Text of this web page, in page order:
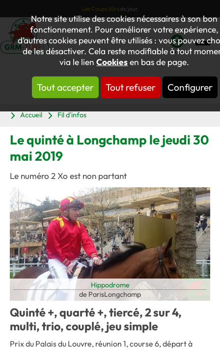
Notre site utilise des cookies nécessaires à son bon
fonctionnement. Pour améliorer votre expérience,
d’autres cookies peuvent être utilisés : vous pouvez
de les désactiver. Cela reste modifiable à tout
via le lienCookiesen bas de page.
Tout accepter Tout refuser Configurer
Les Coups Sûrs du jour
Mon
compte
Accueil
Fil d'infos
Le quinté à Longchamp le jeudi 30
mai 2019
Le numéro 2 Xo est non partant
Hippodrome
de ParisLongchamp
Quinté +, quarté +, tiercé, 2 sur 4,
multi, trio, couplé, jeu simple
Prix du Palais du Louvre, réunion 1, course 6, départ à